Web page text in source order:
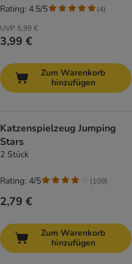
UVP 5,99 €
3,99 €
Rating: 4.5/5 (4)
Zum Warenkorb
hinzufügen
Katzenspielzeug Jumping
Stars
2 Stück
2,79 €
Rating: 4/5 (109)
Zum Warenkorb
hinzufügen